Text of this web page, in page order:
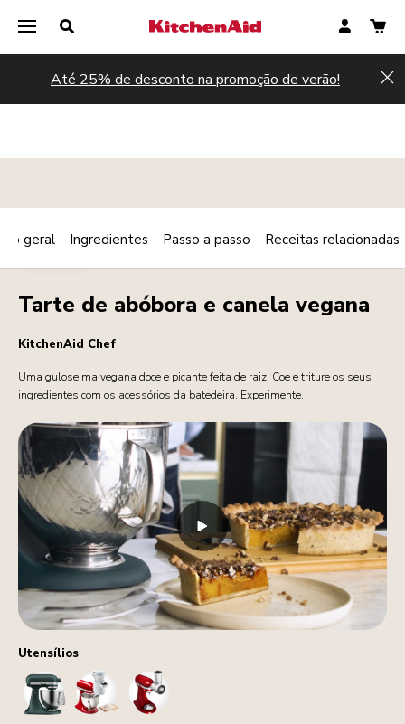
Até 25% de desconto na promoção de verão!
Utensílios
StandMixer
Sifter VegetableSlicerAndShredder
PADARIA Print
Tarte de abóbora e canela vegana
KitchenAid Chef
Uma guloseima vegana doce e picante feita de raiz. Coe e triture os seus
ingredientes com os acessórios da batedeira. Experimente.
geral Ingredientes Passo a passo Receitas relacionadas